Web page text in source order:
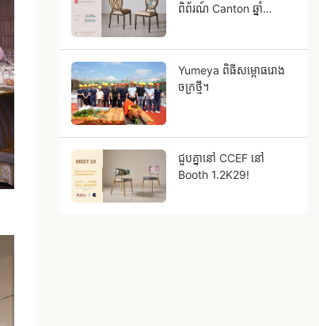
ពិព័រណ៍ Canton ឆ្នាំ
Yumeya ពិធីសម្ពោធរោង
ចក្រថ្មី។
ជួបគ្នានៅ CCEF នៅ
Booth 1.2K29!